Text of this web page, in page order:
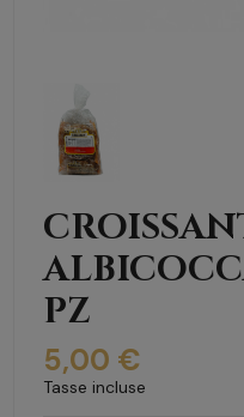
PZ
5,00 €
Tasse incluse